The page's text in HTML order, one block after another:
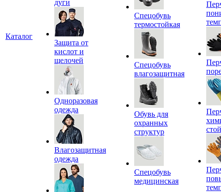
Каталог
дуги
Защита от
кислот и
щелочей
Одноразовая
одежда
Влагозащитная
одежда
Спецобувь
термостойкая
Спецобувь
влагозащитная
Обувь для
охранных
структур
Спецобувь
медицинская